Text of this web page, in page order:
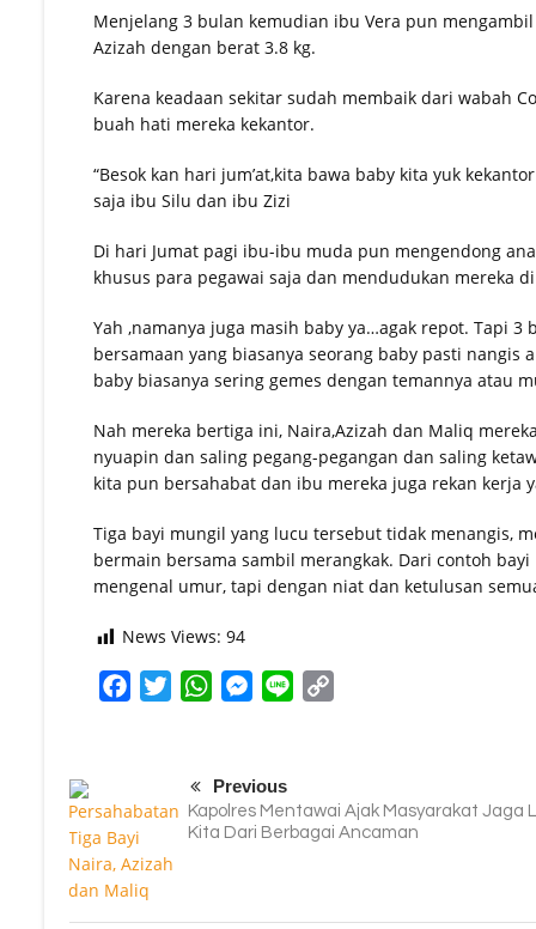
Menjelang 3 bulan kemudian ibu Vera pun
Azizah dengan berat 3.8 kg.
Karena keadaan sekitar sudah membaik dari wabah
buah hati mereka kekantor.
“Besok kan hari jum’at,kita bawa baby kita yuk
saja ibu Silu dan ibu Zizi
Di hari Jumat pagi ibu-ibu muda pun mengendong
khusus para pegawai saja dan mendudukan mereka
Yah ,namanya juga masih baby ya…agak repot. Tapi
bersamaan yang biasanya seorang baby pasti nangis
baby biasanya sering gemes dengan temannya atau
Nah mereka bertiga ini, Naira,Azizah dan Maliq
nyuapin dan saling pegang-pegangan dan saling
kita pun bersahabat dan ibu mereka juga rekan kerja
Tiga bayi mungil yang lucu tersebut tidak menangis,
bermain bersama sambil merangkak. Dari contoh
mengenal umur, tapi dengan niat dan ketulusan
News Views:94
FacebookTwitterWhatsAppMessenger
Line
Previous
Kapolres Mentawai Ajak Masyarakat Jaga
Kita Dari Berbagai Ancaman